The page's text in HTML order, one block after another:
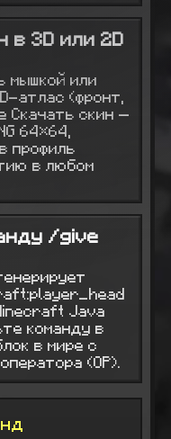
в 3D или 2D
мышкой или
атлас (фронт,
Скачать скин —
64×64,
профиль
в любом
/give
Java
команду в
в мире с
(OP).